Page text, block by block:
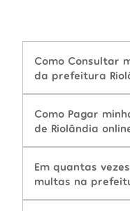
Como Consultar
da prefeitura
Como Pagar
de Riolândia
Em quantas
multas na